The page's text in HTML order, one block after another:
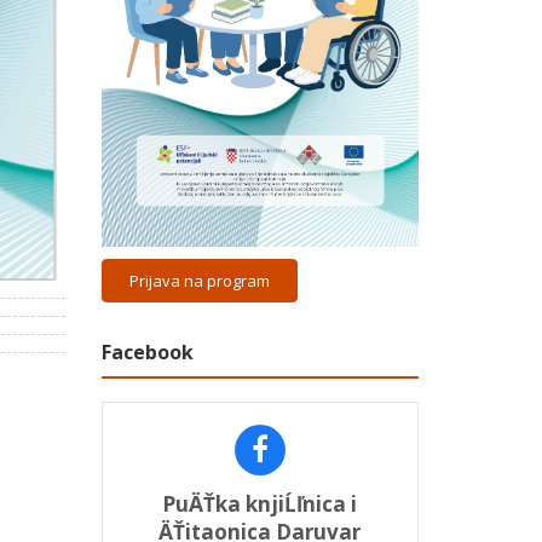
Prijava na program
Facebook
PuÄŤka knjiĹľnica i
ÄŤitaonica Daruvar